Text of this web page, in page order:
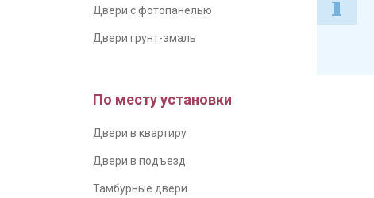
Двери с фотопанелью
Двери грунт-эмаль
По месту установки
Двери в квартиру
Двери в подъезд
Тамбурные двери